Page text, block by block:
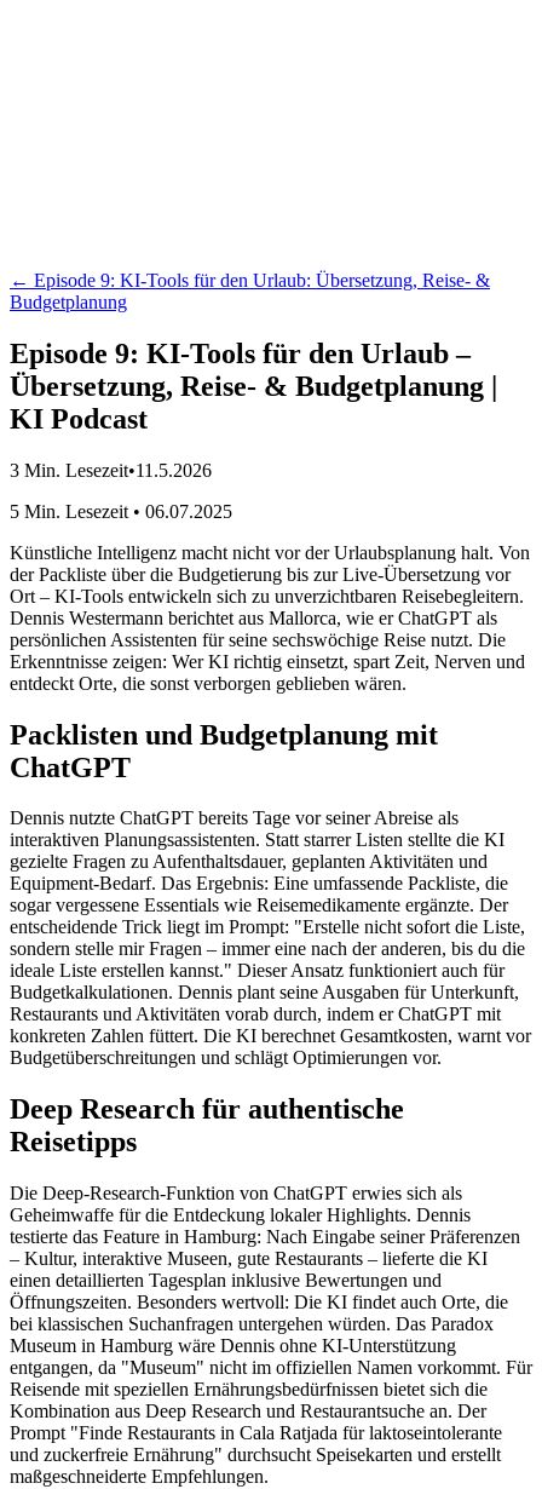
← Episode 9: KI-Tools für den Urlaub: Übersetzung, Reise- &
Budgetplanung
Episode 9: KI-Tools für den Urlaub –
Übersetzung, Reise- & Budgetplanung |
KI Podcast
3 Min. Lesezeit•11.5.2026
5 Min. Lesezeit • 06.07.2025
Künstliche Intelligenz macht nicht vor der Urlaubsplanung halt. Von
der Packliste über die Budgetierung bis zur Live-Übersetzung vor
Ort – KI-Tools entwickeln sich zu unverzichtbaren Reisebegleitern.
Dennis Westermann berichtet aus Mallorca, wie er ChatGPT als
persönlichen Assistenten für seine sechswöchige Reise nutzt. Die
Erkenntnisse zeigen: Wer KI richtig einsetzt, spart Zeit, Nerven und
entdeckt Orte, die sonst verborgen geblieben wären.
Packlisten und Budgetplanung mit
ChatGPT
Dennis nutzte ChatGPT bereits Tage vor seiner Abreise als
interaktiven Planungsassistenten. Statt starrer Listen stellte die KI
gezielte Fragen zu Aufenthaltsdauer, geplanten Aktivitäten und
Equipment-Bedarf. Das Ergebnis: Eine umfassende Packliste, die
sogar vergessene Essentials wie Reisemedikamente ergänzte. Der
entscheidende Trick liegt im Prompt: "Erstelle nicht sofort die Liste,
sondern stelle mir Fragen – immer eine nach der anderen, bis du die
ideale Liste erstellen kannst." Dieser Ansatz funktioniert auch für
Budgetkalkulationen. Dennis plant seine Ausgaben für Unterkunft,
Restaurants und Aktivitäten vorab durch, indem er ChatGPT mit
konkreten Zahlen füttert. Die KI berechnet Gesamtkosten, warnt vor
Budgetüberschreitungen und schlägt Optimierungen vor.
Deep Research für authentische
Reisetipps
Die Deep-Research-Funktion von ChatGPT erwies sich als
Geheimwaffe für die Entdeckung lokaler Highlights. Dennis
testierte das Feature in Hamburg: Nach Eingabe seiner Präferenzen
– Kultur, interaktive Museen, gute Restaurants – lieferte die KI
einen detaillierten Tagesplan inklusive Bewertungen und
Öffnungszeiten. Besonders wertvoll: Die KI findet auch Orte, die
bei klassischen Suchanfragen untergehen würden. Das Paradox
Museum in Hamburg wäre Dennis ohne KI-Unterstützung
entgangen, da "Museum" nicht im offiziellen Namen vorkommt. Für
Reisende mit speziellen Ernährungsbedürfnissen bietet sich die
Kombination aus Deep Research und Restaurantsuche an. Der
Prompt "Finde Restaurants in Cala Ratjada für laktoseintolerante
und zuckerfreie Ernährung" durchsucht Speisekarten und erstellt
maßgeschneiderte Empfehlungen.